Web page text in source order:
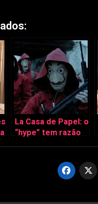
La Casa de Papel: o
“hype” tem razão